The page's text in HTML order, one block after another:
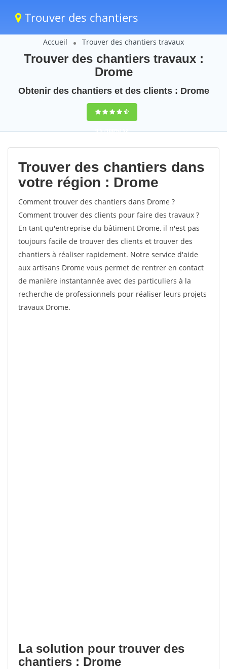
Trouver des chantiers
Accueil Trouver des chantiers travaux
Trouver des chantiers travaux :
Drome
Obtenir des chantiers et des clients : Drome
9,5(100%)52
votes
Trouver des chantiers dans
votre région : Drome
Comment trouver des chantiers dans Drome ?
Comment trouver des clients pour faire des travaux ?
En tant qu'entreprise du bâtiment Drome, il n'est pas
toujours facile de trouver des clients et trouver des
chantiers à réaliser rapidement. Notre service d'aide
aux artisans Drome vous permet de rentrer en contact
de manière instantannée avec des particuliers à la
recherche de professionnels pour réaliser leurs projets
travaux Drome.
La solution pour trouver des
chantiers : Drome